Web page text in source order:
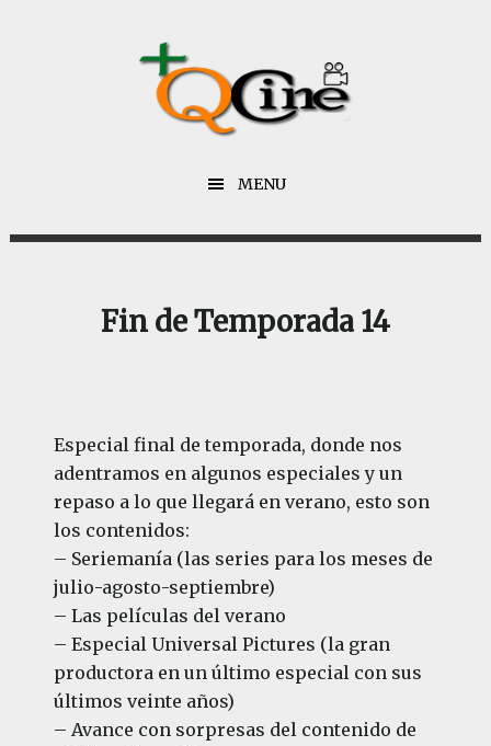
MENU
Fin de Temporada 14
Especial final de temporada, donde nos
adentramos en algunos especiales y un
repaso a lo que llegará en verano, esto son
los contenidos:
– Seriemanía (las series para los meses de
julio-agosto-septiembre)
– Las películas del verano
– Especial Universal Pictures (la gran
productora en un último especial con sus
últimos veinte años)
– Avance con sorpresas del contenido de